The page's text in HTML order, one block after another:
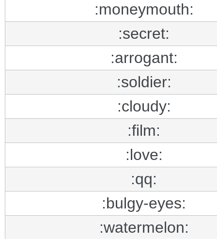
:moneymouth:
:secret:
:arrogant:
:soldier:
:cloudy:
:film:
:love:
:qq:
:bulgy-eyes:
:watermelon: